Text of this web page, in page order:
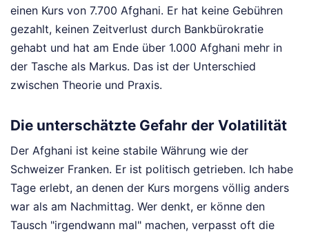
einen Kurs von 7.700 Afghani. Er hat keine Gebühren
gezahlt, keinen Zeitverlust durch Bankbürokratie
gehabt und hat am Ende über 1.000 Afghani mehr in
der Tasche als Markus. Das ist der Unterschied
zwischen Theorie und Praxis.
Die unterschätzte Gefahr der Volatilität
Der Afghani ist keine stabile Währung wie der
Schweizer Franken. Er ist politisch getrieben. Ich habe
Tage erlebt, an denen der Kurs morgens völlig anders
war als am Nachmittag. Wer denkt, er könne den
Tausch "irgendwann mal" machen, verpasst oft die